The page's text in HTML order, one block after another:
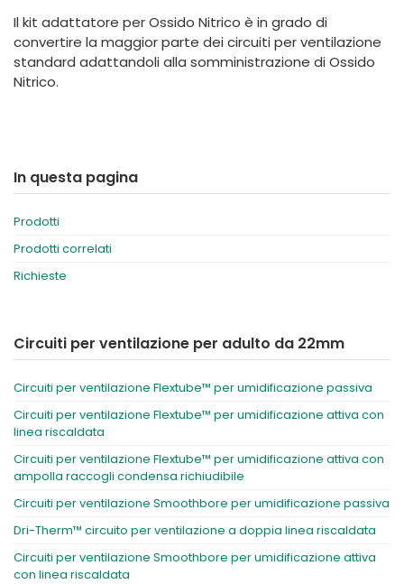
France
International English
Il kit adattatore per Ossido Nitrico è in grado di
convertire la maggior parte dei circuiti per ventilazione
standard adattandoli alla somministrazione di Ossido
Nitrico.
In questa pagina
Prodotti
Prodotti correlati
Richieste
Circuiti per ventilazione per adulto da 22mm
Circuiti per ventilazione Flextube™ per umidificazione passiva
Circuiti per ventilazione Flextube™ per umidificazione attiva con
linea riscaldata
Circuiti per ventilazione Flextube™ per umidificazione attiva con
ampolla raccogli condensa richiudibile
Circuiti per ventilazione Smoothbore per umidificazione passiva
Dri-Therm™ circuito per ventilazione a doppia linea riscaldata
Circuiti per ventilazione Smoothbore per umidificazione attiva
con linea riscaldata